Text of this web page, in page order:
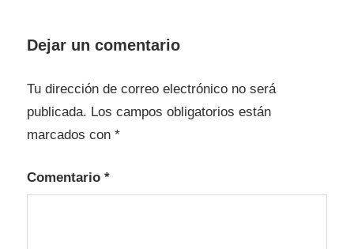
Dejar un comentario
Tu dirección de correo electrónico no será
publicada. Los campos obligatorios están
marcados con *
Comentario *